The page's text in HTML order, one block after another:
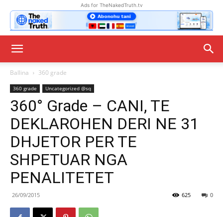
Ads for TheNakedTruth.tv
Ballina 360 grade
360 grade Uncategorized @sq
360° Grade – CANI, TE
DEKLAROHEN DERI NE 31
DHJETOR PER TE
SHPETUAR NGA
PENALITETET
26/09/2015 0
625